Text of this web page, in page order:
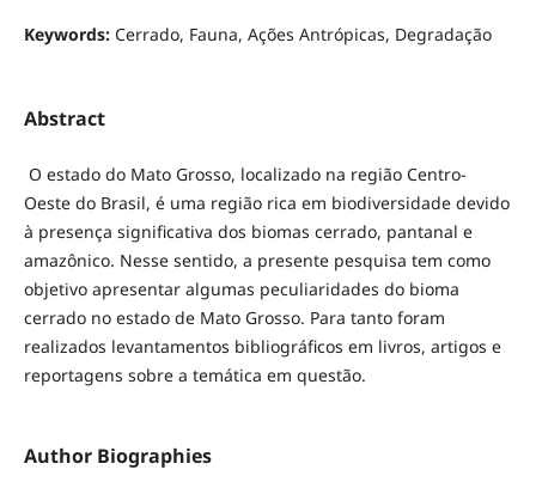
Keywords: Cerrado, Fauna, Ações Antrópicas, Degradação
Abstract
O estado do Mato Grosso, localizado na região Centro-
Oeste do Brasil, é uma região rica em biodiversidade devido
à presença significativa dos biomas cerrado, pantanal e
amazônico. Nesse sentido, a presente pesquisa tem como
objetivo apresentar algumas peculiaridades do bioma
cerrado no estado de Mato Grosso. Para tanto foram
realizados levantamentos bibliográficos em livros, artigos e
reportagens sobre a temática em questão.
Author Biographies